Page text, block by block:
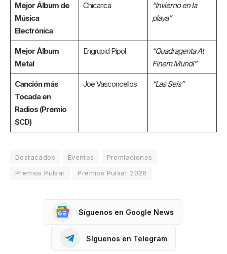
Mejor Álbum de
Música
Electrónica
Chicarica
“Invierno en la
playa”
Mejor Álbum
Metal
Engrupid Pipol
“Quadragenta At
Finem Mundi”
Canción más
Tocada en
Radios (Premio
SCD)
Joe Vasconcellos “Las Seis”
Destacados Eventos
Premiaciones
Premios Pulsar
Premios Pulsar 2026
Síguenos en Google News
Síguenos en Telegram